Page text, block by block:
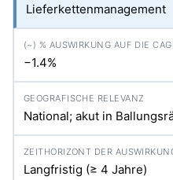
Lieferkettenmanagement
−1.4%
National; akut in
Langfristig (≥ 4 Jahre)